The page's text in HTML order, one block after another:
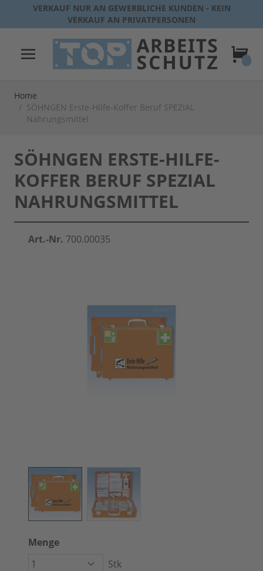
Direkt zum Inhalt
VERKAUF NUR AN GEWERBLICHE KUNDEN - KEIN
VERKAUF AN PRIVATPERSONEN
Home
/ SÖHNGEN Erste-Hilfe-Koffer Beruf SPEZIAL
Nahrungsmittel
SÖHNGEN ERSTE-HILFE-
KOFFER BERUF SPEZIAL
NAHRUNGSMITTEL
Art.-Nr. 700.00035
Menge
Stk